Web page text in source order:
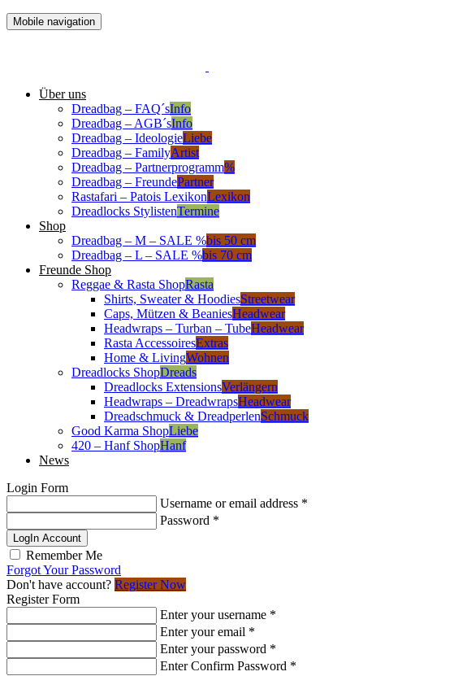
Mobile navigation
Über uns
Dreadbag – FAQ´sInfo
Dreadbag – AGB´sInfo
Dreadbag – IdeologieLiebe
Dreadbag – FamilyArtist
Dreadbag – Partnerprogramm%
Dreadbag – FreundePartner
Rastafari – Patois LexikonLexikon
Dreadlocks StylistenTermine
Shop
Dreadbag – M – SALE %bis 50 cm
Dreadbag – L – SALE %bis 70 cm
Freunde Shop
Reggae & Rasta ShopRasta
Shirts, Sweater & HoodiesStreetwear
Caps, Mützen & BeaniesHeadwear
Headwraps – Turban – TubeHeadwear
Rasta AccessoiresExtras
Home & LivingWohnen
Dreadlocks ShopDreads
Dreadlocks ExtensionsVerlängern
Headwraps – DreadwrapsHeadwear
Dreadschmuck & DreadperlenSchmuck
Good Karma ShopLiebe
420 – Hanf ShopHanf
News
Login Form
Username or email address *
Password *
LogIn Account
Remember Me
Forgot Your Password
Don't have account? Register Now
Register Form
Enter your username *
Enter your email *
Enter your password *
Enter Confirm Password *